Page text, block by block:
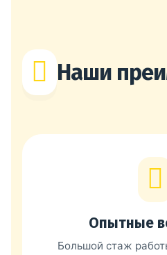
Наши
Опытные
Большой стаж